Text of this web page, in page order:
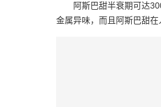
阿斯巴甜半衰期可达
金属异味，而且阿斯巴甜在